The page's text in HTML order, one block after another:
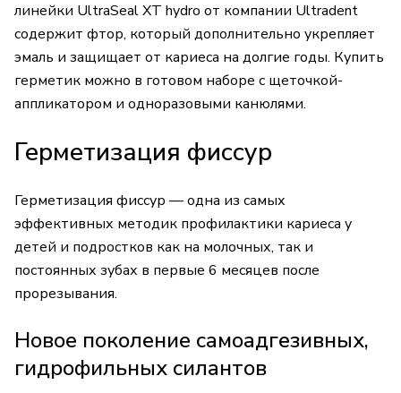
линейки UltraSeal XT hydro от компании Ultradent
содержит фтор, который дополнительно укрепляет
эмаль и защищает от кариеса на долгие годы. Купить
герметик можно в готовом наборе с щеточкой-
аппликатором и одноразовыми канюлями.
Герметизация фиссур
Герметизация фиссур — одна из самых
эффективных методик профилактики кариеса у
детей и подростков как на молочных, так и
постоянных зубах в первые 6 месяцев после
прорезывания.
Новое поколение самоадгезивных,
гидрофильных силантов